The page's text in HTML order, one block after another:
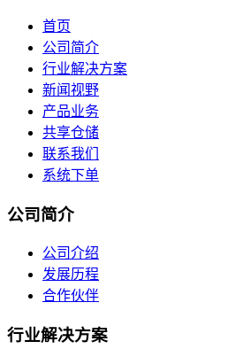
首页
公司简介
行业解决方案
新闻视野
产品业务
共享仓储
联系我们
系统下单
公司简介
公司介绍
发展历程
合作伙伴
行业解决方案